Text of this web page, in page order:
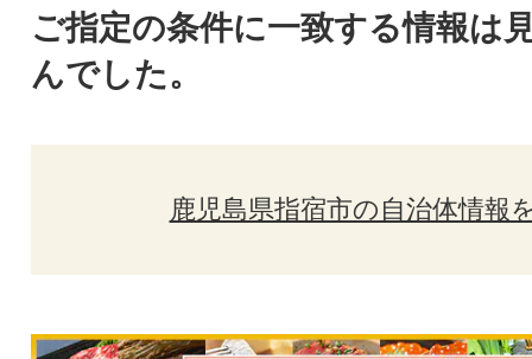
ご指定の条件に一致する情報は
んでした。
鹿児島県指宿市の自治体情報